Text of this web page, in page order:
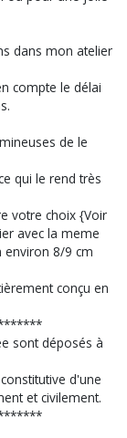
dans mon atelier
compte le délai
de le
qui le rend très
votre choix {Voir
avec la meme
environ 8/9 cm
conçu en
sont déposés à
d'une
et civilement.